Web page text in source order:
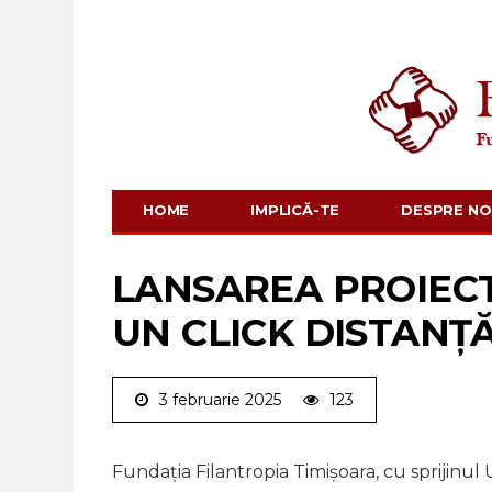
HOME IMPLICĂ-TE DESPRE
LANSAREA
UN CLICK
3 februarie 2025 123
Fundația Filantropia Timișoara, cu